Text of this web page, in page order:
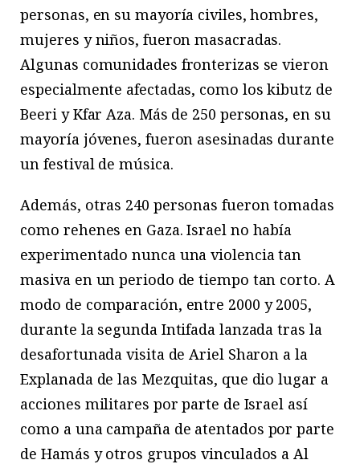
personas, en su mayoría civiles, hombres,
mujeres y niños, fueron masacradas.
Algunas comunidades fronterizas se vieron
especialmente afectadas, como los kibutz de
Beeri y Kfar Aza. Más de 250 personas, en su
mayoría jóvenes, fueron asesinadas durante
un festival de música.
Además, otras 240 personas fueron tomadas
como rehenes en Gaza. Israel no había
experimentado nunca una violencia tan
masiva en un periodo de tiempo tan corto. A
modo de comparación, entre 2000 y 2005,
durante la segunda Intifada lanzada tras la
desafortunada visita de Ariel Sharon a la
Explanada de las Mezquitas, que dio lugar a
acciones militares por parte de Israel así
como a una campaña de atentados por parte
de Hamás y otros grupos vinculados a Al